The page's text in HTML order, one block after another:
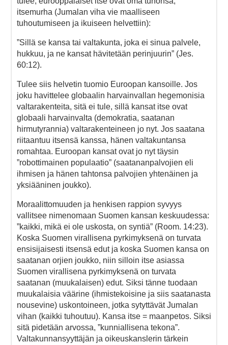
itsemurha (Jumalan viha vie maalliseen
tuhoutumiseen ja ikuiseen helvettiin):
”Sillä se kansa tai valtakunta, joka ei sinua palvele,
hukkuu, ja ne kansat hävitetään perinjuurin” (Jes.
60:12).
Tulee siis helvetin tuomio Euroopan kansoille. Jos
joku havittelee globaalin harvainvallan hegemonisia
valtarakenteita, sitä ei tule, sillä kansat itse ovat
globaali harvainvalta (demokratia, saatanan
hirmutyrannia) valtarakenteineen jo nyt. Jos saatana
riitaantuu itsensä kanssa, hänen valtakuntansa
romahtaa. Euroopan kansat ovat jo nyt täysin
”robottimainen populaatio” (saatananpalvojien eli
ihmisen ja hänen tahtonsa palvojien yhtenäinen ja
yksiääninen joukko).
Moraalittomuuden ja henkisen rappion syvyys
vallitsee nimenomaan Suomen kansan keskuudessa:
”kaikki, mikä ei ole uskosta, on syntiä” (Room. 14:23).
Koska Suomen virallisena pyrkimyksenä on turvata
ensisijaisesti itsensä edut ja koska Suomen kansa on
saatanan orjien joukko, niin silloin itse asiassa
Suomen virallisena pyrkimyksenä on turvata
saatanan (muukalaisen) edut. Siksi tänne tuodaan
muukalaisia väärine (ihmistekoisine ja siis saatanasta
nousevine) uskontoineen, jotka sytyttävät Jumalan
vihan (kaikki tuhoutuu). Kansa itse = maanpetos. Siksi
sitä pidetään arvossa, ”kunniallisena tekona”.
Valtakunnansyyttäjän ja oikeuskanslerin tärkein